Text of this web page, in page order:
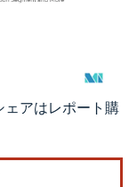
表示が必要です。
ェアはレポート購